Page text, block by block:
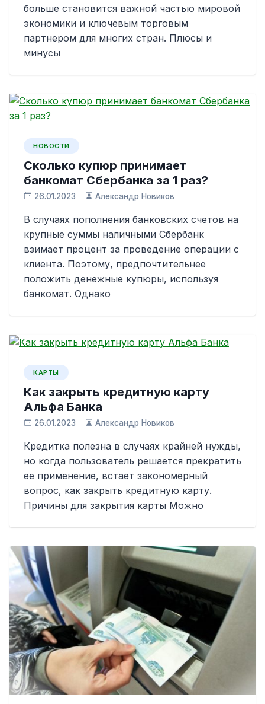
больше становится важной частью мировой
экономики и ключевым торговым
партнером для многих стран. Плюсы и
минусы
НОВОСТИ
Сколько купюр принимает
банкомат Сбербанка за 1 раз?
26.01.2023 Александр Новиков
В случаях пополнения банковских счетов на
крупные суммы наличными Сбербанк
взимает процент за проведение операции с
клиента. Поэтому, предпочтительнее
положить денежные купюры, используя
банкомат. Однако
КАРТЫ
Как закрыть кредитную карту
Альфа Банка
26.01.2023 Александр Новиков
Кредитка полезна в случаях крайней нужды,
но когда пользователь решается прекратить
ее применение, встает закономерный
вопрос, как закрыть кредитную карту.
Причины для закрытия карты Можно